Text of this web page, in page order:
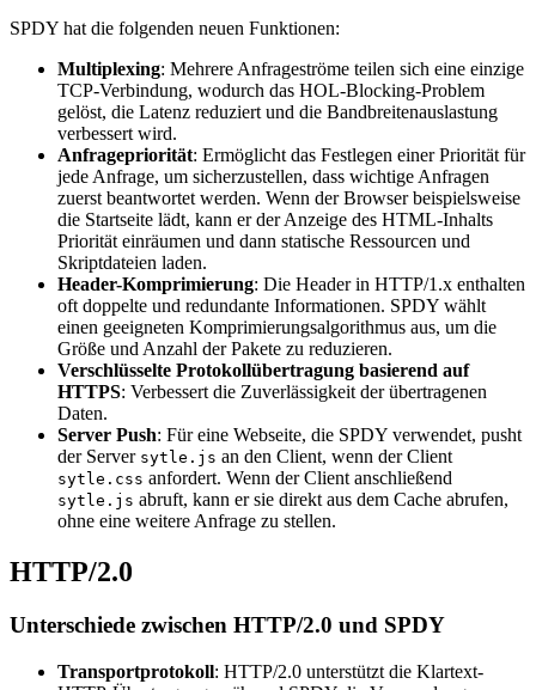
SPDY hat die folgenden neuen Funktionen:
Multiplexing: Mehrere Anfrageströme teilen sich eine einzige
TCP-Verbindung, wodurch das HOL-Blocking-Problem
gelöst, die Latenz reduziert und die Bandbreitenauslastung
verbessert wird.
Anfragepriorität: Ermöglicht das Festlegen einer Priorität für
jede Anfrage, um sicherzustellen, dass wichtige Anfragen
zuerst beantwortet werden. Wenn der Browser beispielsweise
die Startseite lädt, kann er der Anzeige des HTML-Inhalts
Priorität einräumen und dann statische Ressourcen und
Skriptdateien laden.
Header-Komprimierung: Die Header in HTTP/1.x enthalten
oft doppelte und redundante Informationen. SPDY wählt
einen geeigneten Komprimierungsalgorithmus aus, um die
Größe und Anzahl der Pakete zu reduzieren.
Verschlüsselte Protokollübertragung basierend auf
HTTPS: Verbessert die Zuverlässigkeit der übertragenen
Daten.
Server Push: Für eine Webseite, die SPDY verwendet, pusht
der Server sytle.js an den Client, wenn der Client
sytle.css anfordert. Wenn der Client anschließend
sytle.js abruft, kann er sie direkt aus dem Cache abrufen,
ohne eine weitere Anfrage zu stellen.
HTTP/2.0
Unterschiede zwischen HTTP/2.0 und SPDY
Transportprotokoll: HTTP/2.0 unterstützt die Klartext-